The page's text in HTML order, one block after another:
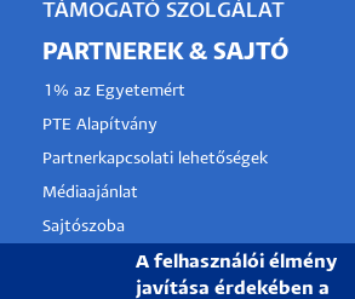
TÁMOGATÓ SZOLGÁLAT
PARTNEREK & SAJTÓ
1% az Egyetemért
PTE Alapítvány
Partnerkapcsolati lehetőségek
Médiaajánlat
Sajtószoba
Pályázati projektekA felhasználói élmény
javítása érdekében a